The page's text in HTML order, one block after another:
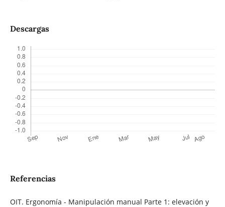
Descargas
Referencias
OIT. Ergonomía - Manipulación manual Parte 1: elevación y